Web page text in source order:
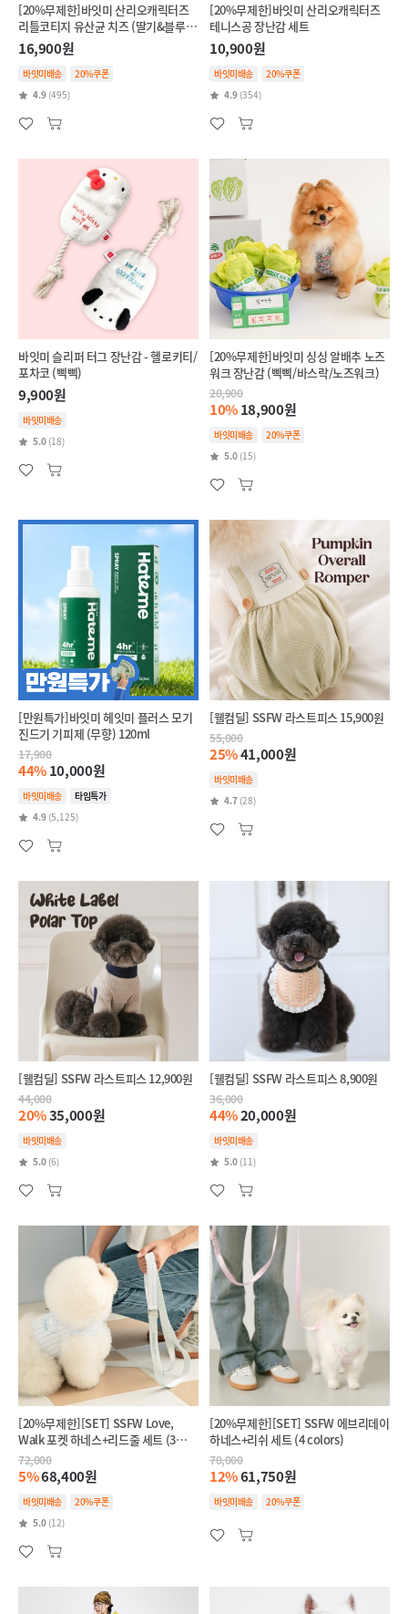
[20%무제한]바잇미 산리오캐릭터즈
리틀코티지 유산균 치즈 (딸기&블루베
리/단호박&브로콜리)
16,900원
바잇미배송
20%쿠폰
4.9 (495)
[20%무제한]바잇미 산리오캐릭터즈
테니스공 장난감 세트
10,900원
바잇미배송
20%쿠폰
4.9 (354)
바잇미 슬리퍼 터그 장난감 - 헬로키티/
포차코 (삑삑)
9,900원
바잇미배송
5.0 (18)
[20%무제한]바잇미 싱싱 알배추 노즈
워크 장난감 (삑삑/바스락/노즈워크)
20,900
10%18,900원
바잇미배송
20%쿠폰
5.0 (15)
[만원특가]바잇미 헤잇미 플러스 모기
진드기 기피제 (무향) 120ml
17,900
44%10,000원
바잇미배송
타임특가
4.9 (5,125)
[웰컴딜] SSFW 라스트피스 15,900원
55,000
25%41,000원
바잇미배송
4.7 (28)
[웰컴딜] SSFW 라스트피스 12,900원
44,000
20%35,000원
바잇미배송
5.0 (6)
[웰컴딜] SSFW 라스트피스 8,900원
36,000
44%20,000원
바잇미배송
5.0 (11)
[20%무제한][SET] SSFW Love,
Walk 포켓 하네스+리드줄 세트 (3
colors)
72,000
5%68,400원
바잇미배송
20%쿠폰
5.0 (12)
[20%무제한][SET] SSFW 에브리데이
하네스+리쉬 세트 (4 colors)
70,000
12%61,750원
바잇미배송 20%쿠폰